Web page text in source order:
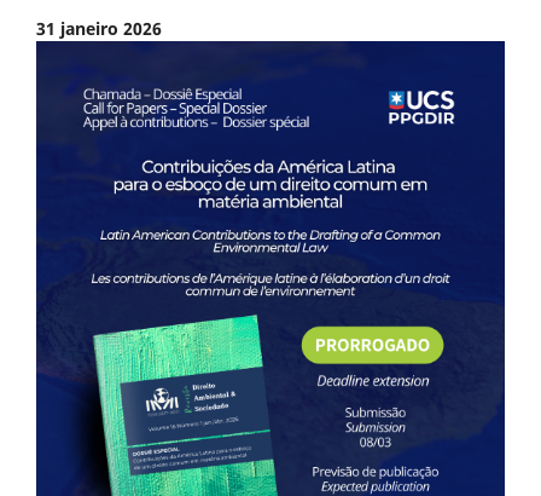
31 janeiro 2026